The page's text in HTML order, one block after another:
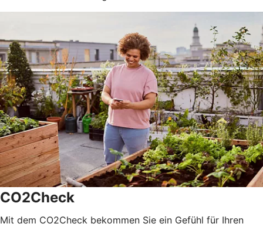
CO2Check
Mit dem CO2Check bekommen Sie ein Gefühl für Ihren